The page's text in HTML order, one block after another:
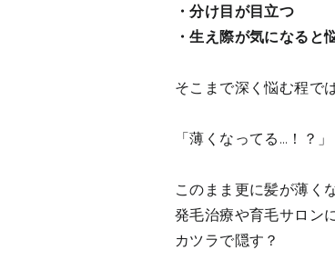
・分け目が目立つ
・生え際が気になると
そこまで深く悩む程で
「薄くなってる…！？」
このまま更に髪が薄く
発毛治療や育毛サロン
カツラで隠す？